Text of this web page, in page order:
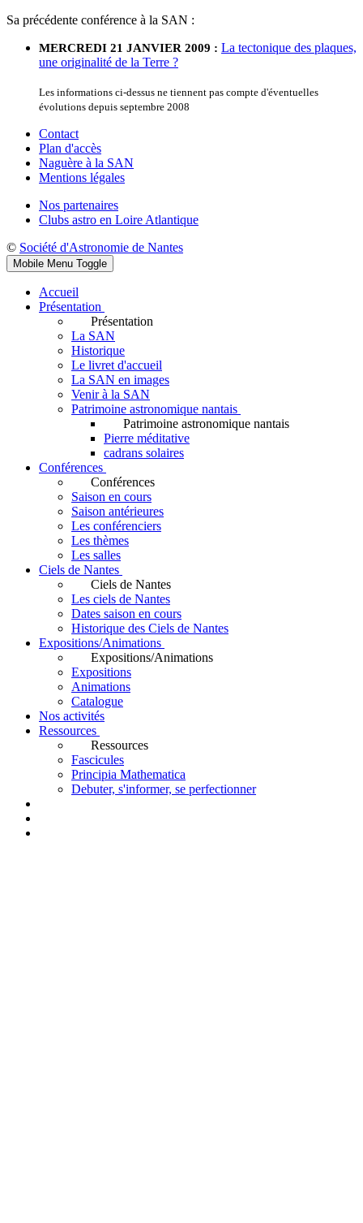
Sa précédente conférence à la SAN :
MERCREDI 21 JANVIER 2009 : La tectonique des plaques,
une originalité de la Terre ?
Les informations ci-dessus ne tiennent pas compte d'éventuelles
évolutions depuis septembre 2008
Contact
Plan d'accès
Naguère à la SAN
Mentions légales
Nos partenaires
Clubs astro en Loire Atlantique
© Société d'Astronomie de Nantes
Mobile Menu Toggle
Accueil
Présentation
Présentation
La SAN
Historique
Le livret d'accueil
La SAN en images
Venir à la SAN
Patrimoine astronomique nantais
Patrimoine astronomique nantais
Pierre méditative
cadrans solaires
Conférences
Conférences
Saison en cours
Saison antérieures
Les conférenciers
Les thèmes
Les salles
Ciels de Nantes
Ciels de Nantes
Les ciels de Nantes
Dates saison en cours
Historique des Ciels de Nantes
Expositions/Animations
Expositions/Animations
Expositions
Animations
Catalogue
Nos activités
Ressources
Ressources
Fascicules
Principia Mathematica
Debuter, s'informer, se perfectionner